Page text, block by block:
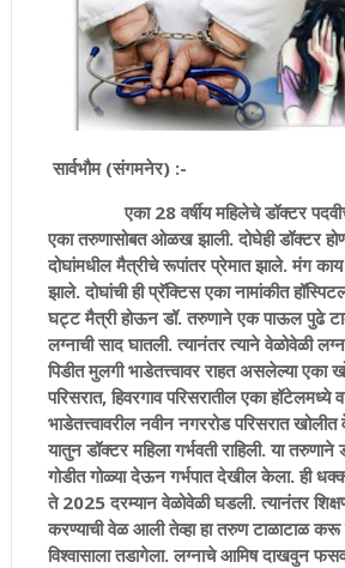
सार्वभौम (संगमनेर) :-
एका 28 वर्षीय महिलेचे डॉक्टर पदवीची
एका तरुणासोबत ओळख झाली. दोघेही डॉक्टर
दोघांमधील मैत्रीचे रूपांतर प्रेमात झाले. मंग
झाले. दोघांची ही प्रॅक्टिस एका नामांकीत
घट्ट मैत्री होऊन डॉ. तरुणाने एक पाऊल पुढे
लग्नाची साद घातली. त्यानंतर त्याने वेळोवेळी
पिडीत मुलगी भाडेतत्त्वावर राहत असलेल्या एका
परिसरात, हिवरगाव परिसरातील एका
भाडेतत्त्वावरील नवीन नगररोड परिसरात
यातुन डॉक्टर महिला गर्भवती राहिली. या तरुणाने
गोडीत गोळ्या देऊन गर्भपात देखील केला. ही
ते 2025 दरम्यान वेळोवेळी घडली. त्यानंतर
करण्याची वेळ आली तेव्हा हा तरुण टाळाटाळ
विश्वासाला तडागेला. लग्नाचे आमिष दाखवुन